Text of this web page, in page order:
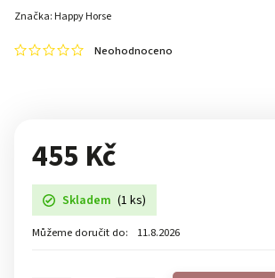
Neohodnoceno
Značka: Happy Horse
455 Kč
Skladem (1 ks)
Můžeme doručit do: 11.8.2026